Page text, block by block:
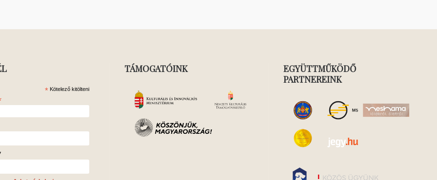
* Kötelező kitölteni
TÁMOGATÓINK
EGYÜTTMŰKÖDŐ
PARTNEREINK